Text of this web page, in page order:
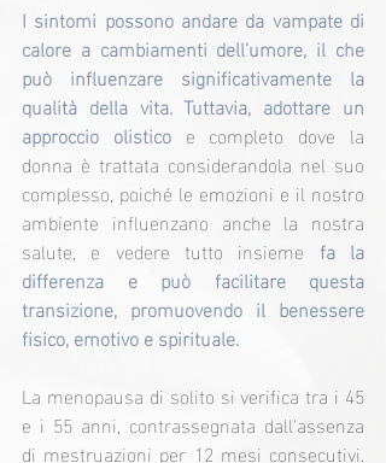
I sintomi possono andare da vampate di
calore a cambiamenti dell'umore, il che
può influenzare significativamente la
qualità della vita. Tuttavia, adottare un
approccio olistico e completo dove la
donna è trattata considerandola nel suo
complesso, poiché le emozioni e il nostro
ambiente influenzano anche la nostra
salute, e vedere tutto insieme fa la
differenza e può facilitare questa
transizione, promuovendo il benessere
fisico, emotivo e spirituale.
La menopausa di solito si verifica tra i 45
e i 55 anni, contrassegnata dall'assenza